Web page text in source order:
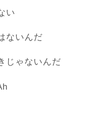
い
ないんだ
じゃないんだ